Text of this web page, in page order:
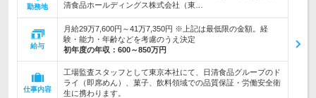
勤務地
清食品ホールディングス株式会社（東…
給与
月給29万7,600円～41万7,350円 ※上記は最低限の金額。経
験・能力・年齢などを考慮のうえ決定
初年度の年収： 600～850万円
仕事内容
工場監査スタッフとして東京本社にて、日清食品グループのド
ライ（即席めん）、菓子、飲料領域での品質保証・労働安全衛
生に携わります。